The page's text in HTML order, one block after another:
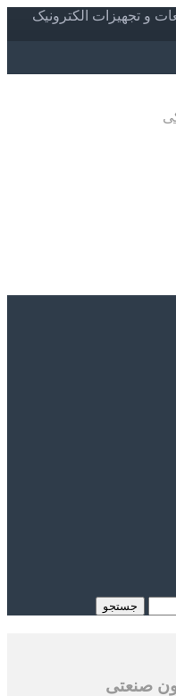
و تجهیزات الکترونیک
جستجو
صنعتی